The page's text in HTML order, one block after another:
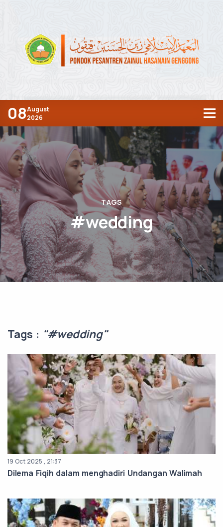
08August
2026
TAGS
#wedding
Tags : "#wedding"
19 Oct 2025 , 21:37
Dilema Fiqih dalam menghadiri Undangan Walimah